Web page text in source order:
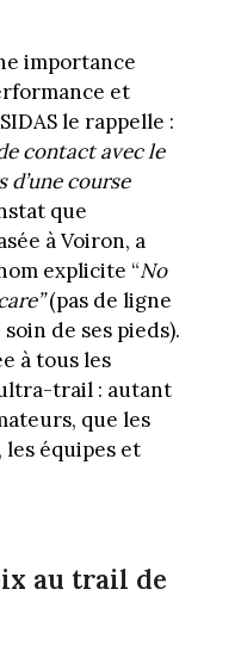
importance
et
le rappelle :
contact avec le
d’une course
que
à Voiron, a
explicite “No
(pas de ligne
de ses pieds).
à tous les
trail : autant
que les
les équipes et
au trail de